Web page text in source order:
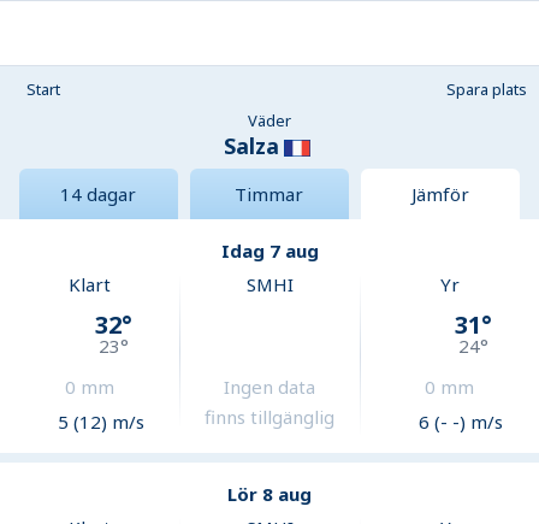
Start
Spara plats
Väder
Salza
14 dagar Timmar Jämför
Idag 7 aug
Klart
32°
23°
0 mm
5 (12) m/s
SMHI
Ingen data
finns tillgänglig
Yr
31°
24°
0 mm
6 (- -) m/s
Lör 8 aug